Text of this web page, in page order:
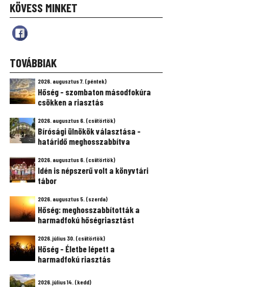
KÖVESS MINKET
TOVÁBBIAK
2026. augusztus 7. (péntek)
Hőség - szombaton másodfokúra
csökken a riasztás
2026. augusztus 6. (csütörtök)
Bírósági ülnökök választása -
határidő meghosszabbítva
2026. augusztus 6. (csütörtök)
Idén is népszerű volt a könyvtári
tábor
2026. augusztus 5. (szerda)
Hőség: meghosszabbították a
harmadfokú hőségriasztást
2026. július 30. (csütörtök)
Hőség - Életbe lépett a
harmadfokú riasztás
2026. július 14. (kedd)